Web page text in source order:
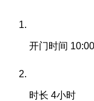
开门时间 10:00
时长 4小时